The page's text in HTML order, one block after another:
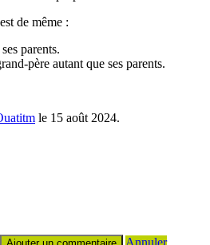
de même :
parents.
père autant que ses parents.
le 15 août 2024.
Annuler